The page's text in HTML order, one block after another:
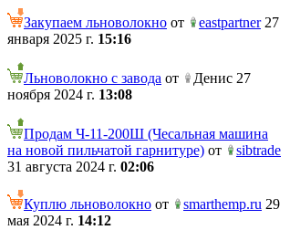
Закупаем льноволокно от eastpartner27
января 2025 г. 15:16
Льноволокно с завода от
Денис 27
ноября 2024 г. 13:08
Продам Ч-11-200Ш (Чесальная машина
на новой пильчатой гарнитуре) от
sibtrade
31 августа 2024 г. 02:06
Куплю льноволокно от smarthemp.ru 29
мая 2024 г. 14:12